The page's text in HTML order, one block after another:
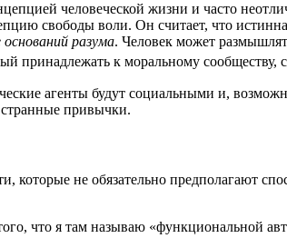
чело­ве­че­ской жиз­ни и часто
сво­бо­ды воли. Он счи­та­ет, что
разу­ма. Чело­век может
при­над­ле­жать к мораль­но­му сооб­ще­ству,
аген­ты будут соци­аль­ны­ми и,
привычки.
не обя­за­тель­но пред­по­ла­га­ют
что я там назы­ваю «функ­ци­о­наль­ной